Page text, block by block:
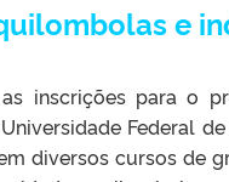
e
inscrições para o
Federal de
diversos cursos de